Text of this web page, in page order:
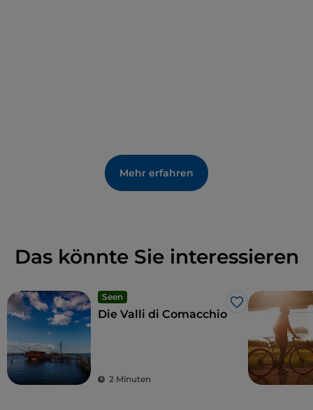
Mehr erfahren
Das könnte Sie interessieren
Seen
Like
Die Valli di Comacchio
2 Minuten